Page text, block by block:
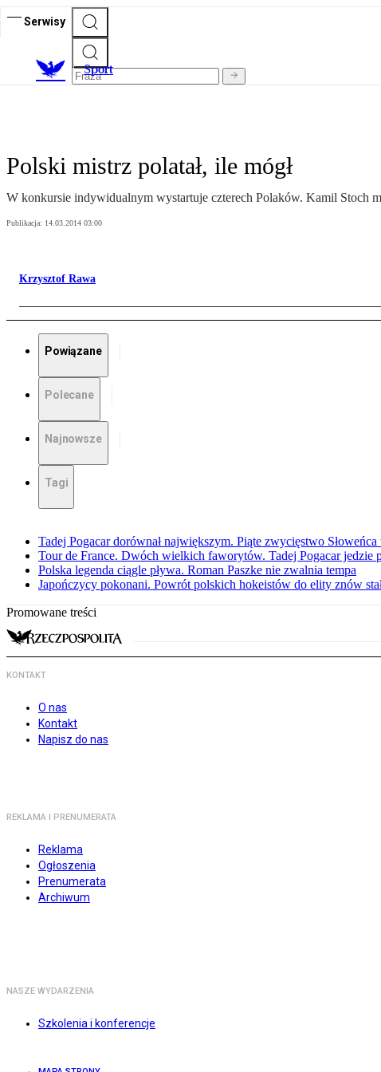
Serwisy
Sport
Polski mistrz polatał, ile mógł
W konkursie indywidualnym wystartuje czterech Polaków. Kamil Stoch
Publikacja: 14.03.2014 03:00
Krzysztof Rawa
Powiązane
Polecane
Najnowsze
Tagi
Tadej Pogacar dorównał największym. Piąte zwycięstwo
Tour de France. Dwóch wielkich faworytów. Tadej Pogacar jedzie
Polska legenda ciągle pływa. Roman Paszke nie zwalnia tempa
Japończycy pokonani. Powrót polskich hokeistów do elity znów
Promowane treści
KONTAKT
O nas
Kontakt
Napisz do nas
REKLAMA I PRENUMERATA
Reklama
Ogłoszenia
Prenumerata
Archiwum
NASZE WYDARZENIA
Szkolenia i konferencje